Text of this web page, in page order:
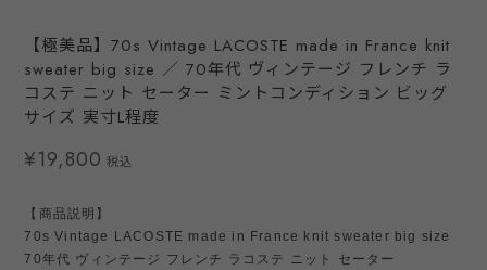
【極美品】70s Vintage LACOSTE made in France knit
sweater big size ／ 70年代 ヴィンテージ フレンチ ラ
コステ ニット セーター ミントコンディション ビッグ
サイズ 実寸L程度
¥19,800 税込
【商品説明】
70s Vintage LACOSTE made in France knit sweater big size
70年代 ヴィンテージ フレンチ ラコステ ニット セーター